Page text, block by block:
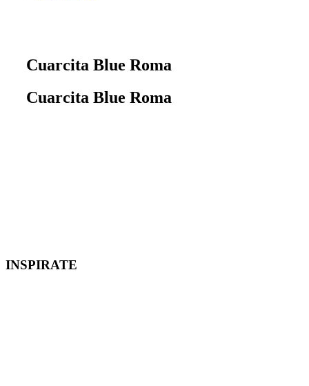
Cuarcita Blue Roma
Cuarcita Blue Roma
INSPIRATE